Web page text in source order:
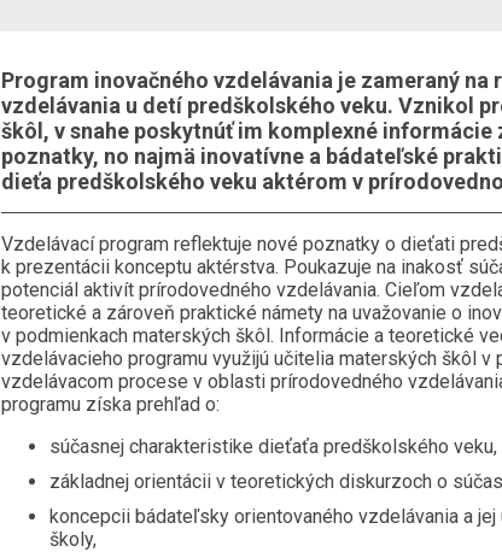
Program inovačného vzdelávania je zameraný
vzdelávania u detí predškolského veku. Vznikol
škôl, v snahe poskytnúť im komplexné
poznatky, no najmä inovatívne a bádateľské
dieťa predškolského veku aktérom v
Vzdelávací program reflektuje nové poznatky o dieťati
k prezentácii konceptu aktérstva. Poukazuje na inakosť
potenciál aktivít prírodovedného vzdelávania. Cieľom
teoretické a zároveň praktické námety na uvažovanie o
v podmienkach materských škôl. Informácie a teoretické
vzdelávacieho programu využijú učitelia materských škôl v
vzdelávacom procese v oblasti prírodovedného
programu získa prehľad o:
súčasnej charakteristike dieťaťa predškolského veku,
základnej orientácii v teoretických diskurzoch o
koncepcii bádateľsky orientovaného vzdelávania a
školy,